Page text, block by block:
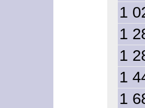
1
1
1
1
1